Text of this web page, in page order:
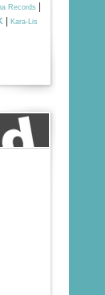
Records
Kara-Lis